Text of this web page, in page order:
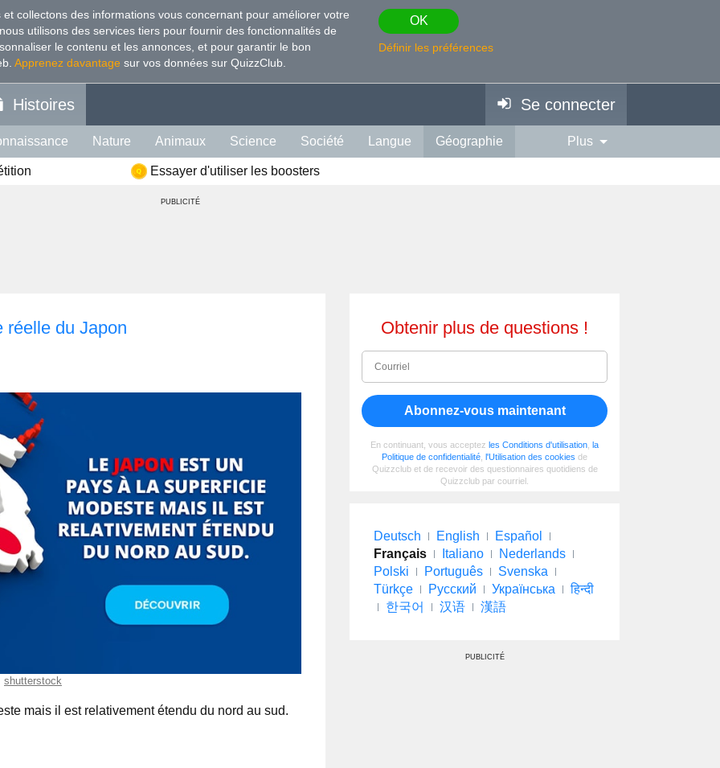
et collectons des informations vous concernant pour améliorer votre
utilisons des services tiers pour fournir des fonctionnalités de
le contenu et les annonces, et pour garantir le bon
Apprenez davantage sur vos données sur QuizzClub.
OK
Définir les préférences
Histoires Se connecter
Nature Animaux Science Société Langue Géographie Plus
Essayer d'utiliser les boosters
PUBLICITÉ
réelle du Japon
shutterstock
mais il est relativement étendu du nord au sud.
Obtenir plus de questions !
Abonnez-vous maintenant
En continuant, vous acceptez les Conditions d'utilisation la
Politique de confidentialité l'Utilisation des cookies de
Quizzclub et de recevoir des questionnaires quotidiens de
Quizzclub par courriel.
Deutsch English
Español
Français
Italiano
Nederlands
Polski
Português
Svenska
Türkçe
Русский Українська
हिन्दी
한국어
汉语 漢語
PUBLICITÉ